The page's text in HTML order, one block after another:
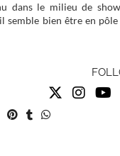
dans le milieu de
semble bien être en